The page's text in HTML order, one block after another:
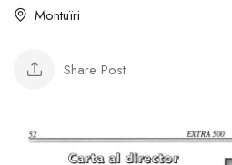
Montuïri
Share Post